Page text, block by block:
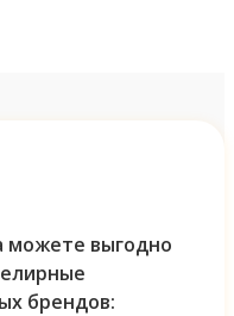
можете выгодно
брендов: